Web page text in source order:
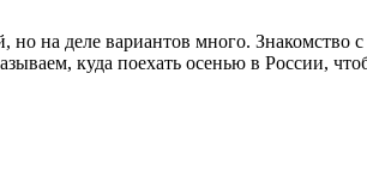
но на деле вариантов много.
куда поехать осенью в России,